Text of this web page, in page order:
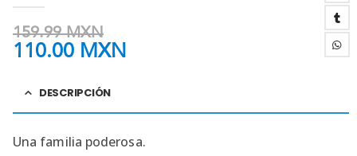
159.99MXN
110.00 MXN
DESCRIPCIÓN
Una familia poderosa.